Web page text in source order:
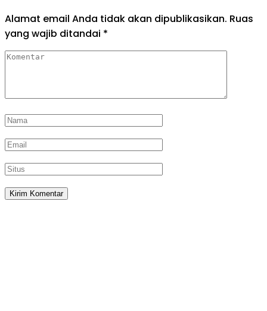
Alamat email Anda tidak akan dipublikasikan. Ruas
yang wajib ditandai *